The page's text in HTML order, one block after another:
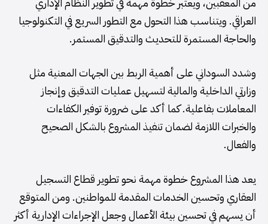
العراقي. ويتناسب هذا التحول مع التطور السريع في التكنولوجيا
والحاجة المستمرة للتحديث والتدقيق المستمر.
وشدد السوداني على أهمية الربط بين الجهات المعنية مثل
وزارتي الداخلية والمالية لتسهيل عمليات التدقيق وإنجاز
المعاملات بفاعلية. كما أكد على ضرورة توفير الكفاءات
والخبرات اللازمة لضمان تنفيذ المشروع بالشكل الصحيح
والفعال.
يعد هذا المشروع خطوة مهمة نحو تطوير قطاع التسجيل
العقاري وتحسين الخدمات المقدمة للمواطنين. ومن المتوقع
أن يسهم في تحسين بيئة الأعمال وجعل الإجراءات الإدارية أكثر